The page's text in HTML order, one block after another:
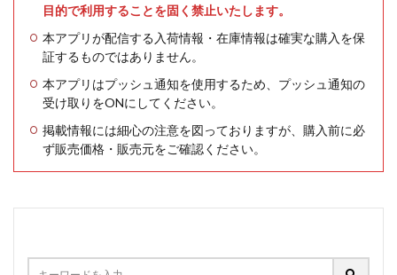
目的で利用することを固く禁止いたします。
本アプリが配信する入荷情報・在庫情報は確実な購入を保
証するものではありません。
本アプリはプッシュ通知を使用するため、プッシュ通知の
受け取りをONにしてください。
掲載情報には細心の注意を図っておりますが、購入前に必
ず販売価格・販売元をご確認ください。